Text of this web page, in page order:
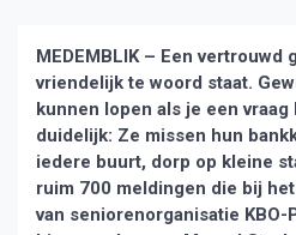
MEDEMBLIK – Een
vriendelijk te woord staat.
kunnen lopen als je een
duidelijk: Ze missen hun
iedere buurt, dorp op kleine
ruim 700 meldingen die bij
van seniorenorganisatie KBO-